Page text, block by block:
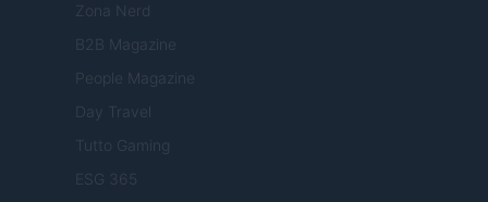
Zona Nerd
B2B Magazine
People Magazine
Day Travel
Tutto Gaming
ESG 365